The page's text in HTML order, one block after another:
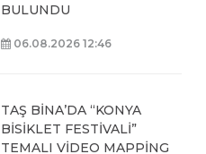
BULUNDU
06.08.2026 12:46
TAŞ BİNA’DA “KONYA
BİSİKLET FESTİVALİ”
TEMALI VİDEO MAPPİNG